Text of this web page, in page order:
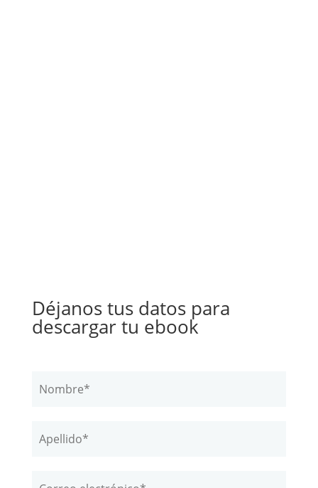
Déjanos tus datos para
descargar tu ebook